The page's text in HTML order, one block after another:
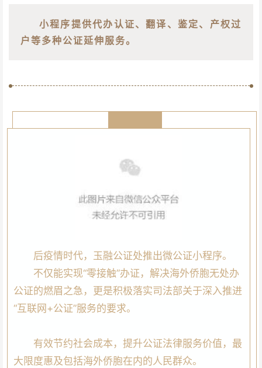
小程序提供代办认证、翻译、鉴定、产权过
户等多种公证延伸服务。
后疫情时代，玉融公证处推出微公证小程序。
不仅能实现“零接触”办证，解决海外侨胞无处办
公证的燃眉之急，更是积极落实司法部关于深入推进
“互联网+公证”服务的要求。
有效节约社会成本，提升公证法律服务价值，最
大限度惠及包括海外侨胞在内的人民群众。